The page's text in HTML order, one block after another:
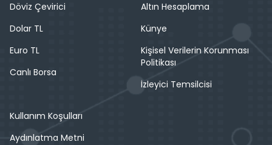
Döviz Çevirici
Dolar TL
Euro TL
Canlı Borsa
Altın Hesaplama
Künye
Kişisel Verilerin Korunması
Politikası
İzleyici Temsilcisi
Kullanım Koşulları
Aydınlatma Metni